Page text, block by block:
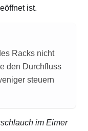
ist.
Racks nicht
den Durchfluss
steuern
im Eimer